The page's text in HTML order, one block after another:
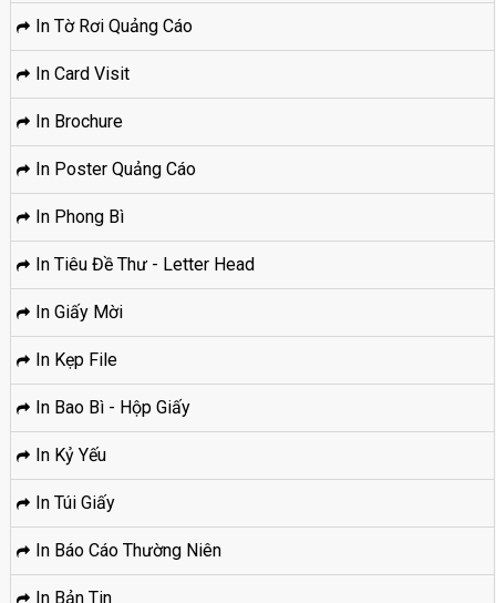
In Tờ Rơi Quảng Cáo
In Card Visit
In Brochure
In Poster Quảng Cáo
In Phong Bì
In Tiêu Đề Thư - Letter Head
In Giấy Mời
In Kẹp File
In Bao Bì - Hộp Giấy
In Kỷ Yếu
In Túi Giấy
In Báo Cáo Thường Niên
In Bản Tin